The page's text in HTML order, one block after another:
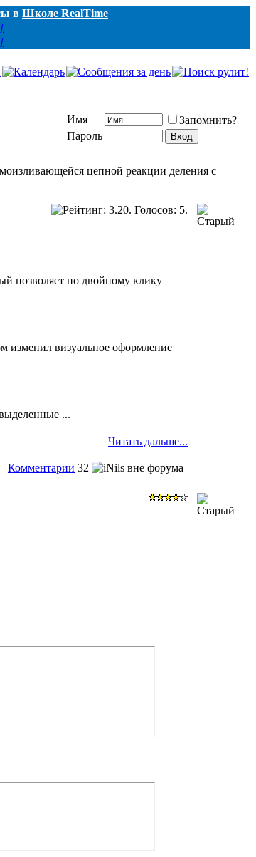
в Школе RealTime
Имя
Запомнить?
Пароль
цепной реакции деления с
позволяет по двойному клику
изменил визуальное оформление
...
Читать дальше...
Комментарии 32